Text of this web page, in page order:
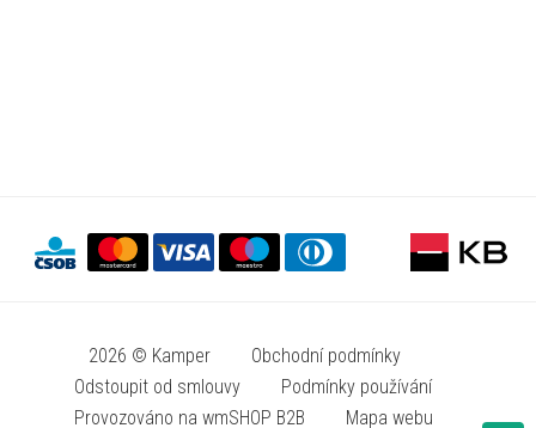
2026 © Kamper
Obchodní podmínky
Odstoupit od smlouvy
Podmínky používání
Provozováno na wmSHOP B2B
Mapa webu